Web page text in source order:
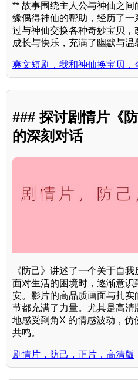
** 故事围绕主人公与神仙之
缘偶得神仙的帮助，经历了
过与神仙交换各种奇妙宝贝
成长与快乐，充满了幽默与温
爽文短剧，我和神仙换宝贝，
### 探讨剧情片《
的深刻对话
《防己》讲述了一个关于自
面对生活的困境时，逐渐意
安。影片的高品质画面与扎
节都充满了力量。尤其是高
地感受到角X 的情感波动，仿
共鸣。
剧情片，防己，正片，高清版